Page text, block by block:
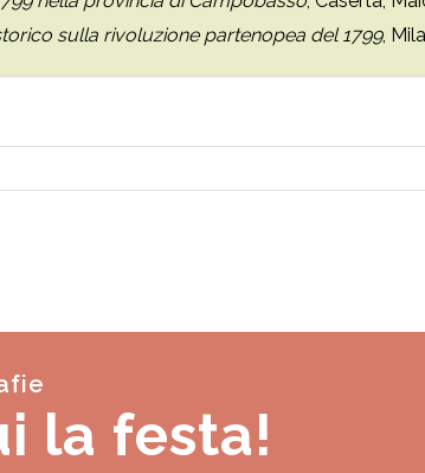
sulla rivoluzione partenopea del 1799,
la festa!